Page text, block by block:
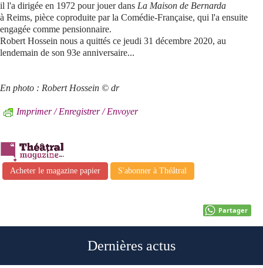
il l'a dirigée en 1972 pour jouer dans La Maison de Bernarda
à Reims, pièce coproduite par la Comédie-Française, qui l'a ensuite
engagée comme pensionnaire.
Robert Hossein nous a quittés ce jeudi 31 décembre 2020, au
lendemain de son 93e anniversaire...
En photo : Robert Hossein © dr
Imprimer / Enregistrer / Envoyer
Acheter le magazine papier S'abonner à Théâtral
Partager
Dernières actus